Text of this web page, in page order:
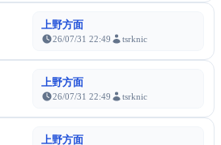
上野方面
26/07/31 22:49 tsrknic
上野方面
26/07/31 22:49 tsrknic
上野方面